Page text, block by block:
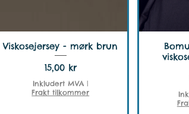
Viskosejersey - mørk brun
Pris
15,00 kr
Inkludert MVA |
Frakt tilkommer